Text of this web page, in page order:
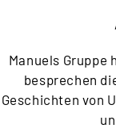
Manuels Gruppe
besprechen
Geschichten von